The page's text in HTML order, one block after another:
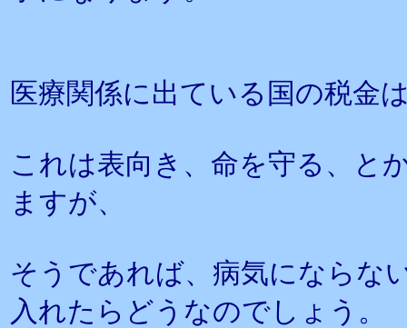
医療関係に出ている国の税金
これは表向き、命を守る、と
ますが、
そうであれば、病気にならな
入れたらどうなのでしょう。